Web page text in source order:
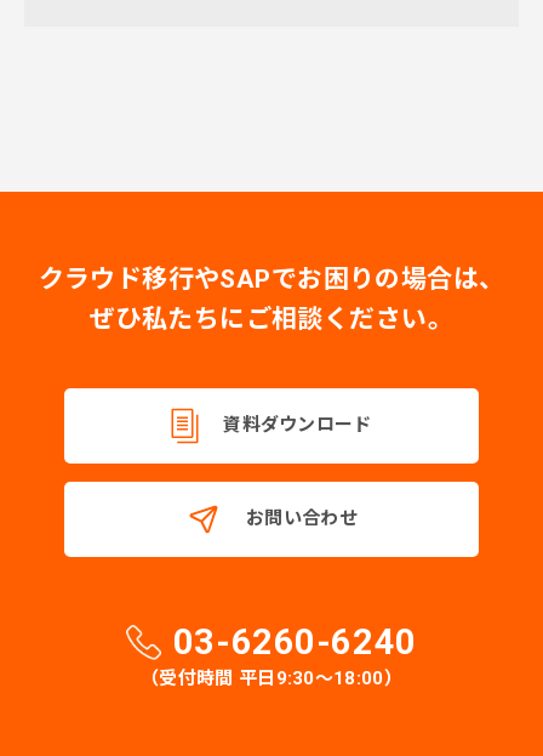
クラウド移行やSAPでお困りの場合は、
ぜひ私たちにご相談ください。
資料ダウンロード
お問い合わせ
03-6260-6240
（受付時間 平日9:30〜18:00）